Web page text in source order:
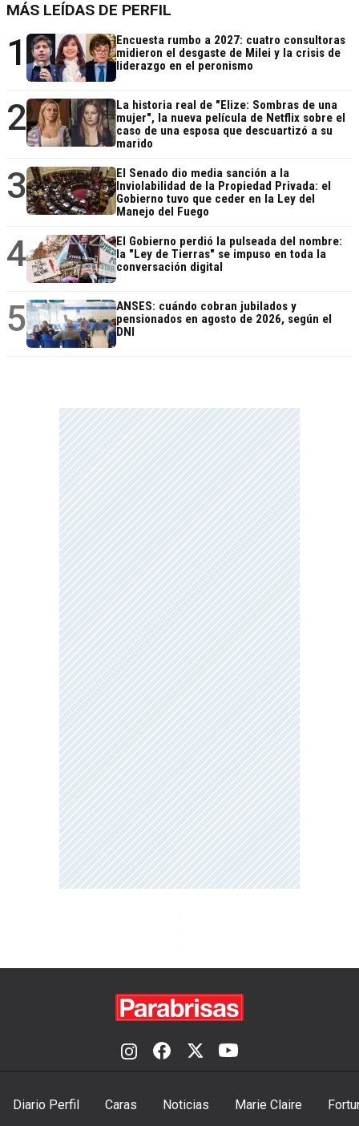
MÁS LEÍDAS DE PERFIL
1
Encuesta rumbo a 2027: cuatro consultoras
midieron el desgaste de Milei y la crisis de
liderazgo en el peronismo
2
La historia real de "Elize: Sombras de una
mujer", la nueva película de Netflix sobre el
caso de una esposa que descuartizó a su
marido
3
El Senado dio media sanción a la
Inviolabilidad de la Propiedad Privada: el
Gobierno tuvo que ceder en la Ley del
Manejo del Fuego
4
El Gobierno perdió la pulseada del nombre:
la "Ley de Tierras" se impuso en toda la
conversación digital
5
ANSES: cuándo cobran jubilados y
pensionados en agosto de 2026, según el
DNI
Diario Perfil Caras Noticias Marie Claire